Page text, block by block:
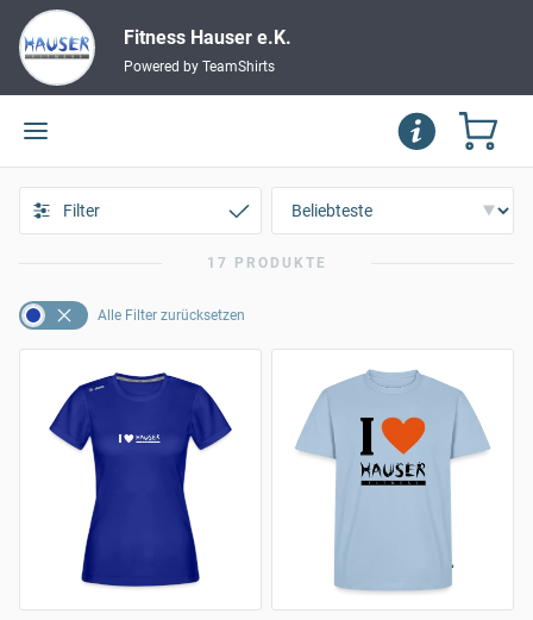
Fitness Hauser e.K.
Powered by TeamShirts
Filter
17 PRODUKTE
Alle Filter zurücksetzen